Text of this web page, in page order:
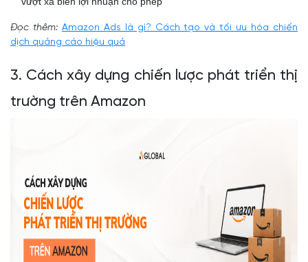
Đọc thêm: Amazon Ads là gì? Cách tạo và tối ưu hóa chiến
dịch quảng cáo hiệu quả
3. Cách xây dựng chiến lược phát triển thị
trường trên Amazon